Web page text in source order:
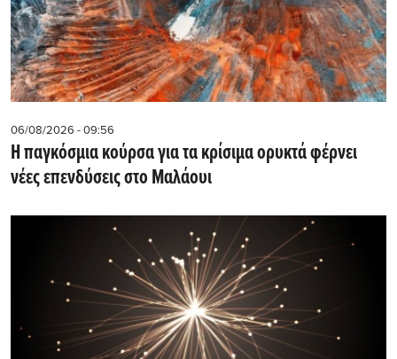
06/08/2026 - 09:56
Η παγκόσμια κούρσα για τα κρίσιμα ορυκτά φέρνει
νέες επενδύσεις στο Μαλάουι